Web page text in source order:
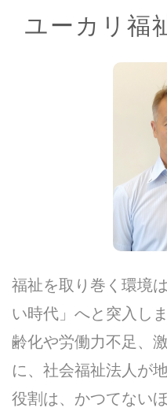
ユーカリ福
福祉を取り巻く環境
い時代」へと突入し
齢化や労働力不足、
に、社会福祉法人が
役割は、かつてない